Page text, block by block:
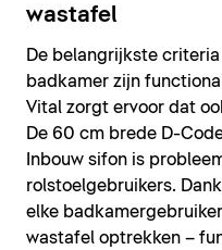
wastafel
De belangrijkste
badkamer zijn
Vital zorgt ervoor dat
De 60 cm brede D-
Inbouw sifon is
rolstoelgebruikers.
elke
wastafel optrekken –